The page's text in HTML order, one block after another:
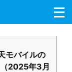
モバイルの
2025年3月